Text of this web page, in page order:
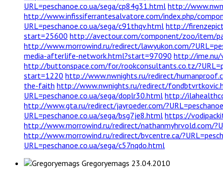
URL=peschanoe.co.ua/sega/cp84g31.html http://
http://www.infissiferrantesalvatore.com/index.php/
URL=peschanoe.co.ua/sega/c91thqv.html http://
start=25600 http://avectour.com/component/zoo/item/
http://www.morrowind.ru/redirect/lawyukon.com/
media-afterlife-network.html?start=97090 http://ime.nu/
http://buttonspace.com/for/rookconsultants.co.tz/
start=1220 http://www.nwnights.ru/redirect/
the-faith http://www.nwnights.ru/redirect/
URL=peschanoe.co.ua/sega/doplr30.html http://
http://www.gta.ru/redirect/jayroeder.com/
URL=peschanoe.co.ua/sega/bsg7je8.html https://
http://www.morrowind.ru/redirect/nathanmyhrvold.com/
http://www.morrowind.ru/redirect/bvcentre.ca/
URL=peschanoe.co.ua/sega/c57nqdo.html
Gregoryemags 23.04.2010